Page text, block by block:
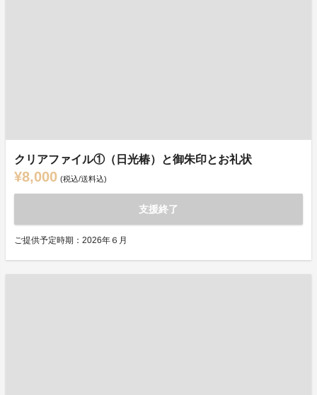
クリアファイル①（日光椿）と御朱印とお礼状
¥8,000 (税込/送料込)
支援終了
ご提供予定時期：2026年６月